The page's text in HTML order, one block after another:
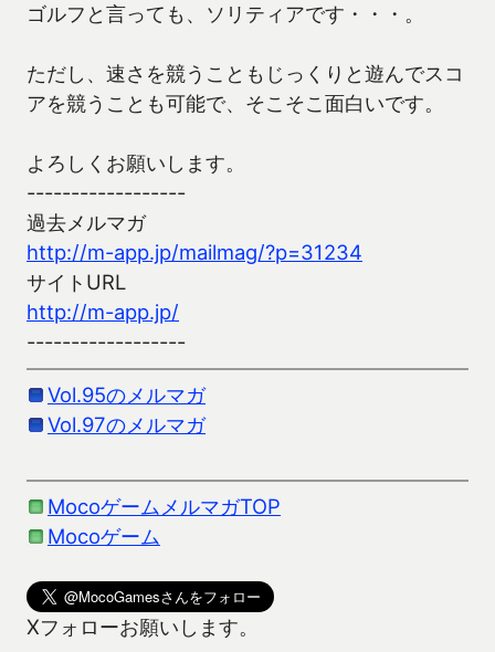
ゴルフと言っても、ソリティアです・・・。
ただし、速さを競うこともじっくりと遊んでスコ
アを競うことも可能で、そこそこ面白いです。
よろしくお願いします。
------------------
過去メルマガ
http://m-app.jp/mailmag/?p=31234
サイトURL
http://m-app.jp/
------------------
Vol.95のメルマガ
Vol.97のメルマガ
MocoゲームメルマガTOP
Mocoゲーム
Xフォローお願いします。